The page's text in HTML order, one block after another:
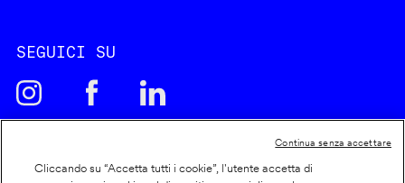
SEGUICI SU
Cliccando su “Accetta tutti i cookie”, l'utente accetta di
Continua senza accettare